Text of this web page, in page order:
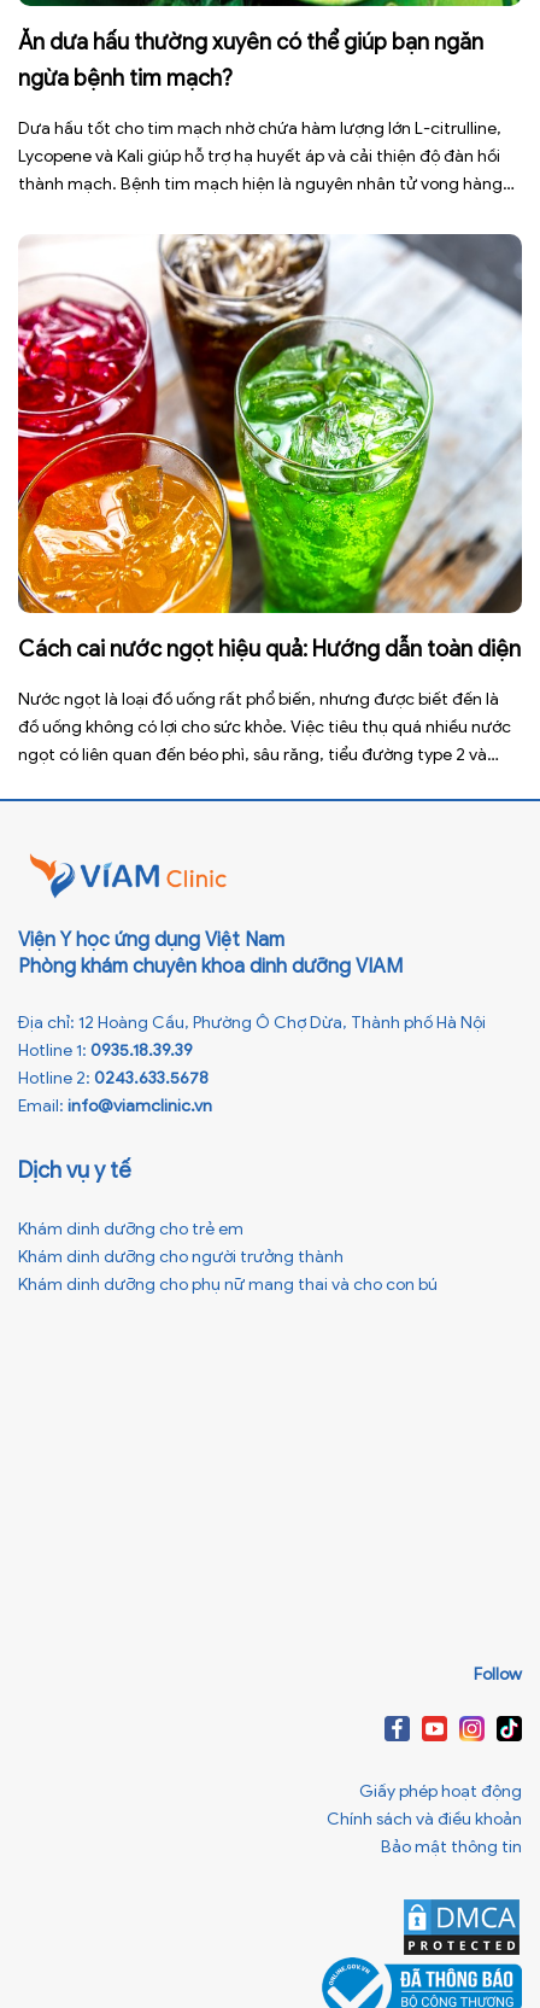
Ăn dưa hấu thường xuyên có thể giúp bạn ngăn
ngừa bệnh tim mạch?
Dưa hấu tốt cho tim mạch nhờ chứa hàm lượng lớn L-citrulline,
Lycopene và Kali giúp hỗ trợ hạ huyết áp và cải thiện độ đàn hồi
thành mạch. Bệnh tim mạch hiện là nguyên nhân tử vong hàng
ngày có thể […]
Cách cai nước ngọt hiệu quả: Hướng dẫn toàn diện
Nước ngọt là loại đồ uống rất phổ biến, nhưng được biết đến là
đồ uống không có lợi cho sức khỏe. Việc tiêu thụ quá nhiều nước
ngọt có liên quan đến béo phì, sâu răng, tiểu đường type 2 và
Viện Y học ứng dụng Việt Nam
Phòng khám chuyên khoa dinh dưỡng VIAM
Địa chỉ: 12 Hoàng Cầu, Phường Ô Chợ Dừa, Thành phố Hà Nội
Hotline 1: 0935.18.39.39
Hotline 2: 0243.633.5678
Email: info@viamclinic.vn
Dịch vụ y tế
Khám dinh dưỡng cho trẻ em
Khám dinh dưỡng cho người trưởng thành
Khám dinh dưỡng cho phụ nữ mang thai và cho con bú
Follow
Giấy phép hoạt động
Chính sách và điều khoản
Bảo mật thông tin